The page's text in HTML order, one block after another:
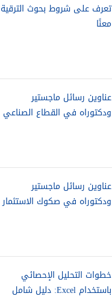
تعرف على شروط بحوث الترقية
معنًا
عناوين رسائل ماجستير
ودكتوراه في القطاع الصناعي
عناوين رسائل ماجستير
ودكتوراه في صكوك الاستثمار
خطوات التحليل الإحصائي
باستخدام Excel: دليل شامل